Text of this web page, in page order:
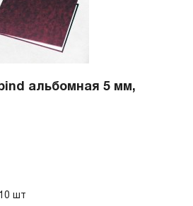
альбомная 5 мм,
10 шт